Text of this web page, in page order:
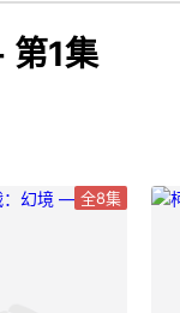
第1集
全8集